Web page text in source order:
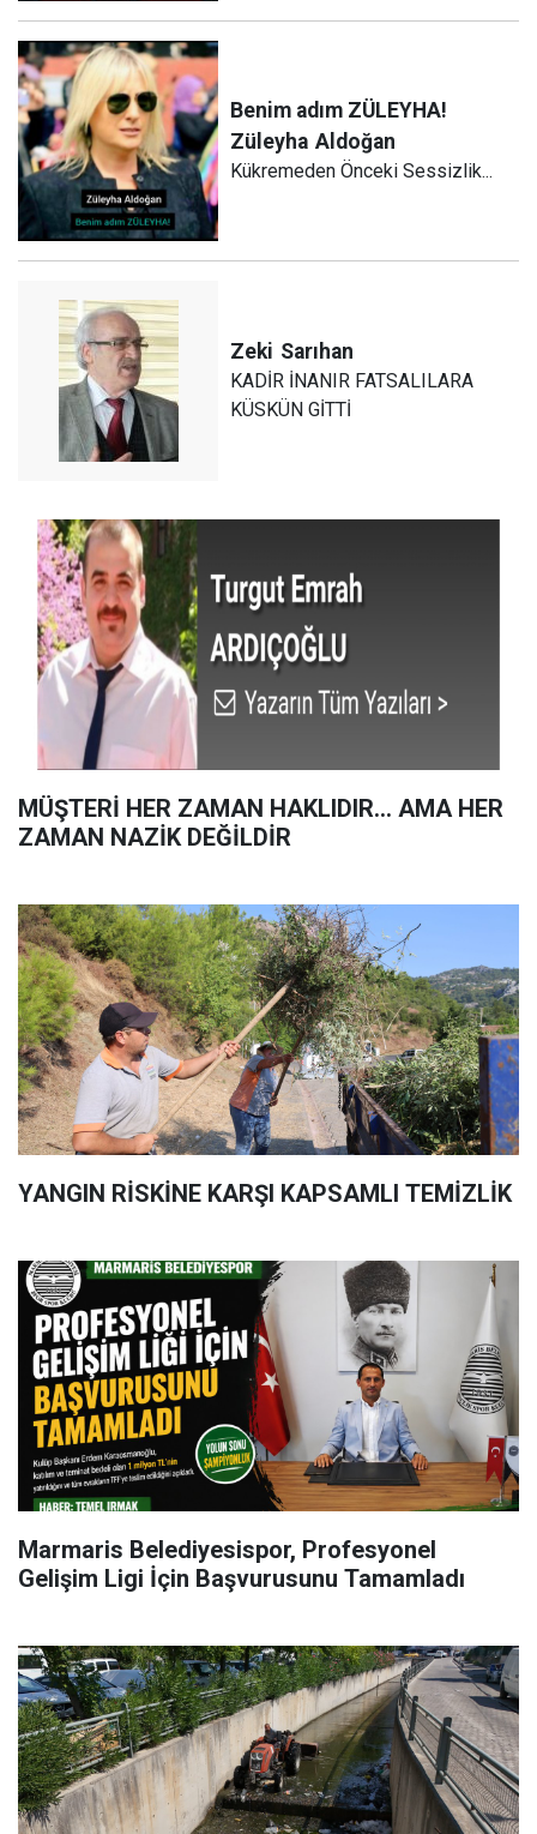
Benim adım ZÜLEYHA!
Züleyha Aldoğan
Kükremeden Önceki Sessizlik...
Zeki Sarıhan
KADİR İNANIR FATSALILARA
KÜSKÜN GİTTİ
MÜŞTERİ HER ZAMAN HAKLIDIR… AMA HER
ZAMAN NAZİK DEĞİLDİR
YANGIN RİSKİNE KARŞI KAPSAMLI TEMİZLİK
Marmaris Belediyesispor, Profesyonel
Gelişim Ligi İçin Başvurusunu Tamamladı